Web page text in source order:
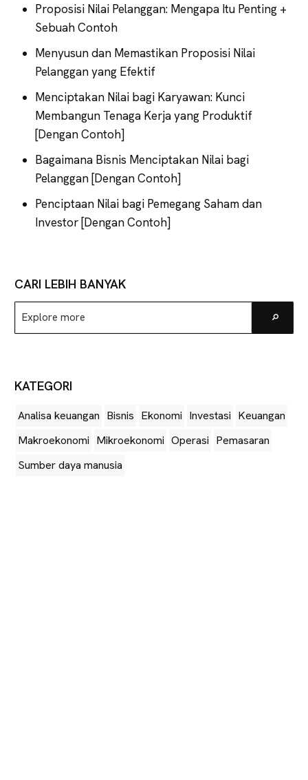
Proposisi Nilai Pelanggan: Mengapa Itu Penting +
Sebuah Contoh
Menyusun dan Memastikan Proposisi Nilai
Pelanggan yang Efektif
Menciptakan Nilai bagi Karyawan: Kunci
Membangun Tenaga Kerja yang Produktif
[Dengan Contoh]
Bagaimana Bisnis Menciptakan Nilai bagi
Pelanggan [Dengan Contoh]
Penciptaan Nilai bagi Pemegang Saham dan
Investor [Dengan Contoh]
CARI LEBIH BANYAK
Explore
more
KATEGORI
Analisa keuangan Bisnis Ekonomi Investasi Keuangan
Makroekonomi Mikroekonomi Operasi Pemasaran
Sumber daya manusia